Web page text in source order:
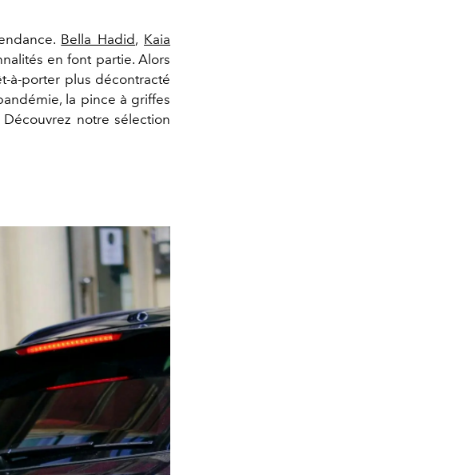
Bella Hadid, Kaia
en font partie. Alors
à-porter plus décontracté
la pince à griffes
notre sélection